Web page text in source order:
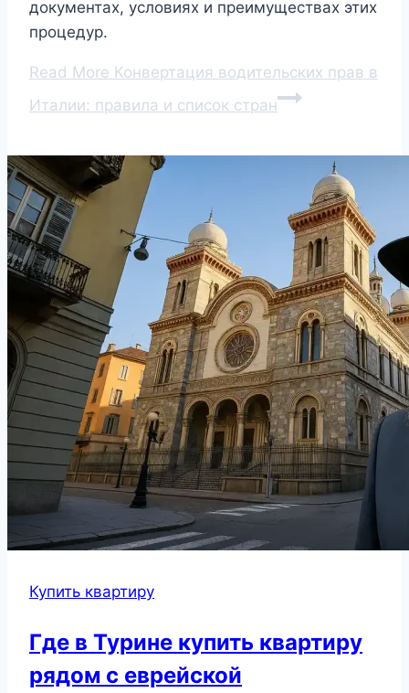
документах, условиях и преимуществах этих
процедур.
Read More Конвертация водительских прав в
Италии: правила и список стран
Купить квартиру
Где в Турине купить квартиру
рядом с еврейской